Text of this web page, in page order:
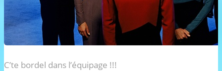
C’te bordel dans l’équipage !!!